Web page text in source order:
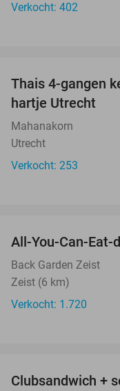
Verkocht: 402
Thais 4-gangen
hartje Utrecht
Mahanakorn
Utrecht
Verkocht: 253
All-You-Can-
Back Garden Zeist
Zeist (6 km)
Verkocht: 1.720
Clubsandwich +